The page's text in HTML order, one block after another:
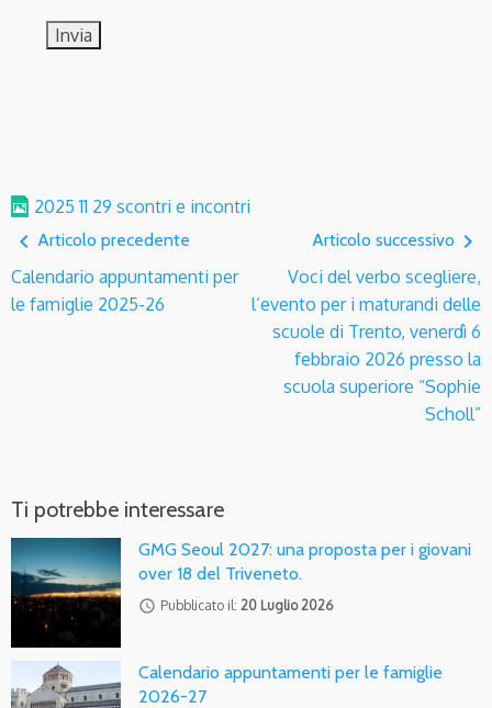
2025 11 29 scontri e incontri
navigate_before Articolo precedente
Calendario appuntamenti per
le famiglie 2025-26
Articolo successivo navigate_next
Voci del verbo scegliere,
l’evento per i maturandi delle
scuole di Trento, venerdì 6
febbraio 2026 presso la
scuola superiore “Sophie
Scholl”
Ti potrebbe interessare
GMG Seoul 2027: una proposta per i giovani
over 18 del Triveneto.
access_time Pubblicato il: 20 Luglio 2026
Calendario appuntamenti per le famiglie
2026-27